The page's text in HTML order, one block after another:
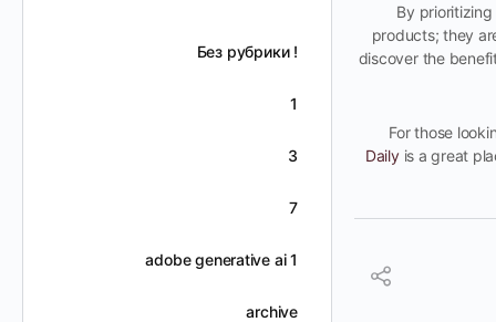
By
products; they
discover the
For those
Dailyis a great
! Без рубрики
1
3
7
adobe generative ai 1
archive